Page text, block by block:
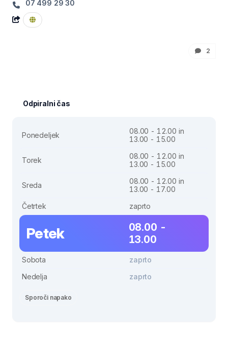
07 499 29 30
2
Odpiralni čas
Ponedeljek
08.00 - 12.00 in
13.00 - 15.00
Torek
08.00 - 12.00 in
13.00 - 15.00
Sreda
08.00 - 12.00 in
13.00 - 17.00
Četrtek
zaprto
Petek
08.00 -
13.00
Sobota
zaprto
Nedelja
zaprto
Sporoči napako